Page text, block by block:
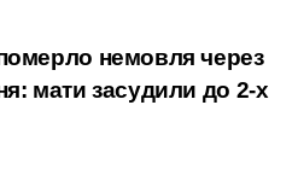
немовля через
мати засудили до 2-х